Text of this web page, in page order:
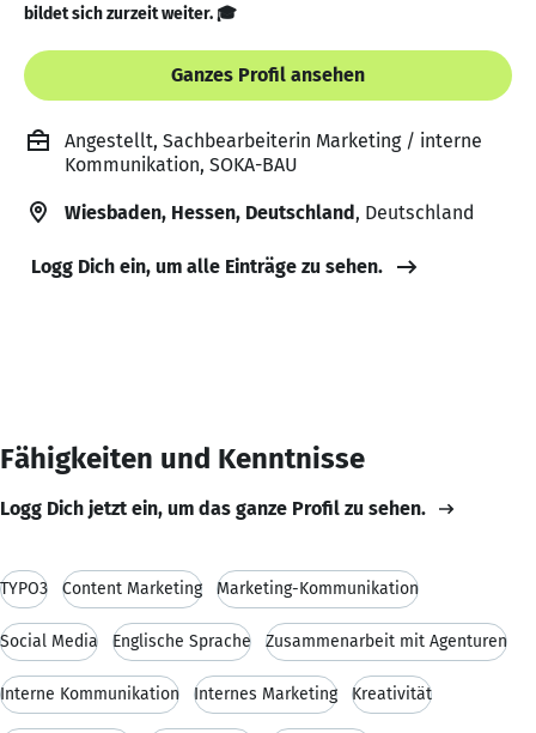
bildet sich zurzeit weiter. 🎓
Ganzes Profil ansehen
Angestellt, Sachbearbeiterin Marketing / interne
Kommunikation, SOKA-BAU
Wiesbaden, Hessen, Deutschland, Deutschland
Logg Dich ein, um alle Einträge zu sehen.
Fähigkeiten und Kenntnisse
Logg Dich jetzt ein, um das ganze Profil zu sehen.
TYPO3 Content Marketing Marketing-Kommunikation
Social Media Englische Sprache Zusammenarbeit mit Agenturen
Interne Kommunikation Internes Marketing Kreativität